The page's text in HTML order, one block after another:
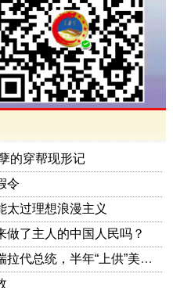
的穿帮现形记
令
太过理想浪漫主义
做了主人的中国人民吗？
登上美《时代》封面的委内瑞拉代总统，半年“上供”美国130亿美元